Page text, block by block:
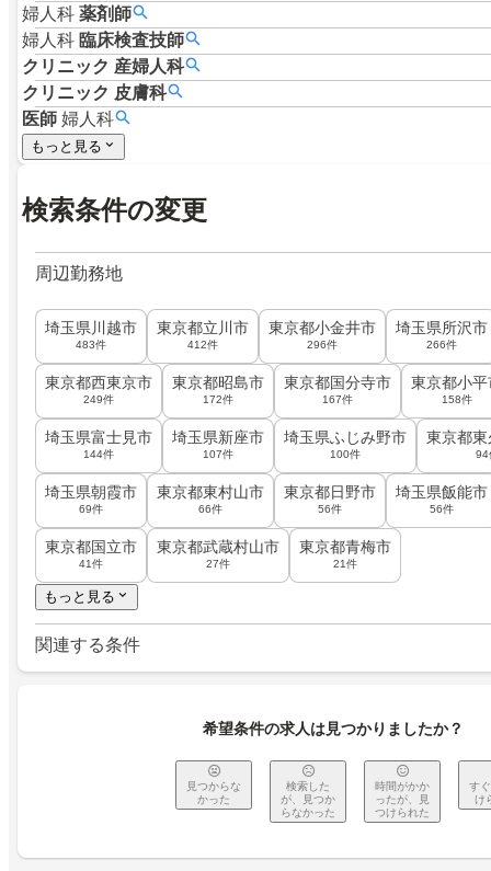
婦人科 薬剤師
婦人科 臨床検査技師
クリニック 産婦人科
クリニック 皮膚科
医師 婦人科
もっと見る
検索条件の変更
周辺勤務地
埼玉県川越市
483件
東京都立川市
412件
東京都小金井市
296件
埼玉県所沢市
266件
東京都西東京市
249件
東京都昭島市
172件
東京都国分寺市
167件
東京都小平
158件
埼玉県富士見市
144件
埼玉県新座市
107件
埼玉県ふじみ野市
100件
東京都
94
埼玉県朝霞市
69件
東京都東村山市
66件
東京都日野市
56件
埼玉県飯能市
56件
東京都国立市
41件
東京都武蔵村山市
27件
東京都青梅市
21件
もっと見る
関連する条件
希望条件の求人は見つかりましたか？
見つからな
かった
検索した
が、見つか
らなかった
時間がかか
ったが、見
つけられた
す
け